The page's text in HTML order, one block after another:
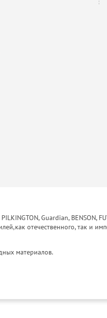
Guardian, BENSON,
отечественного, так и
материалов.